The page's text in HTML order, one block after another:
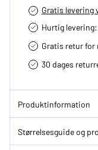
Gratis levering
Hurtig
Gratis retur for
30 dages
Produktinformation
Størrelsesguide og